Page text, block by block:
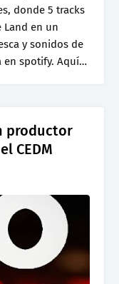
donde 5 tracks
Land en un
y sonidos de
en spotify. Aquí…
productor
CEDM